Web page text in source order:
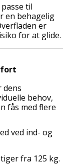
til
en behagelig
er
for at glide.
dens
behov,
fås med flere
ved ind- og
fra 125 kg.